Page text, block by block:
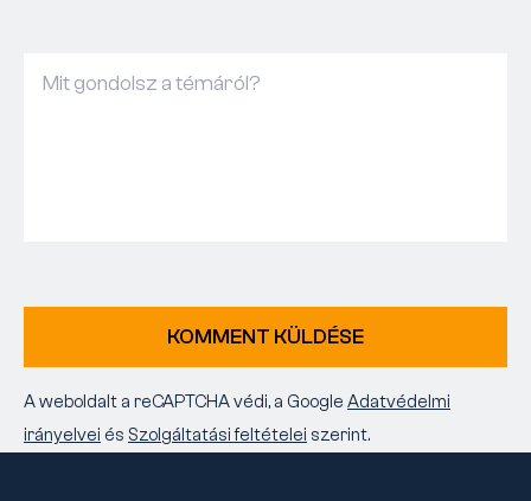
KOMMENT KÜLDÉSE
A weboldalt a reCAPTCHA védi, a Google Adatvédelmi
irányelvei és Szolgáltatási feltételei szerint.